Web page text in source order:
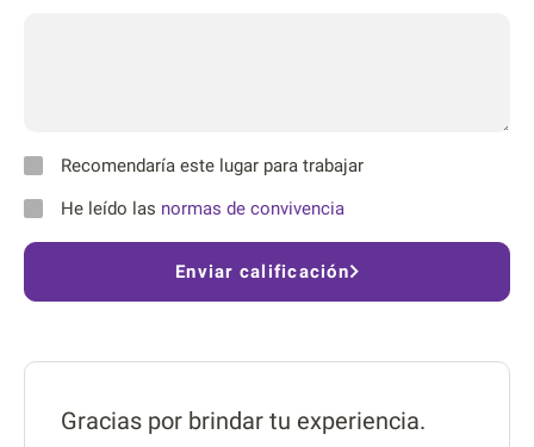
Recomendaría este lugar para trabajar
He leído las normas de convivencia
Enviar calificación
Gracias por brindar tu experiencia.